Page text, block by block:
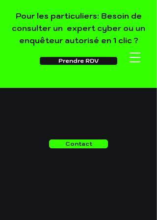
Pour les particuliers: Besoin de
consulter un expert cyber ou un
enquêteur autorisé en 1 clic ?
Prendre RDV
Contact